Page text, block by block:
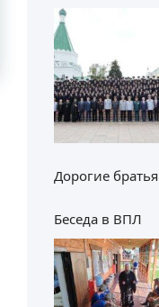
Дорогие
Беседа в ВПЛ